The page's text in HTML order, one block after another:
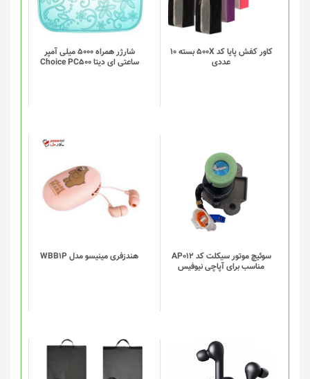
کاور کفش پایا کد 500X بسته 10
عددی
شارژر همراه 5000 میلی آمپر
ساعتی ای دیتا Choice PC500
سوئیچ موتور سیکلت کد AP012
مناسب برای آپاچی نیوفیس
هندزفری مینیسو مدل WBB1P
این